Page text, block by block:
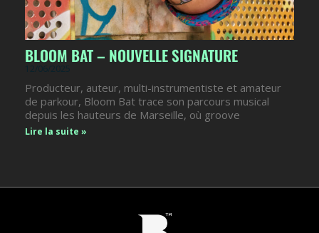
BLOOM BAT – NOUVELLE SIGNATURE
12/06/2025
Producteur, auteur, multi-instrumentiste et amateur
de parkour, Bloom Bat trace son parcours musical
depuis les hauteurs de Marseille, où groove
Lire la suite »